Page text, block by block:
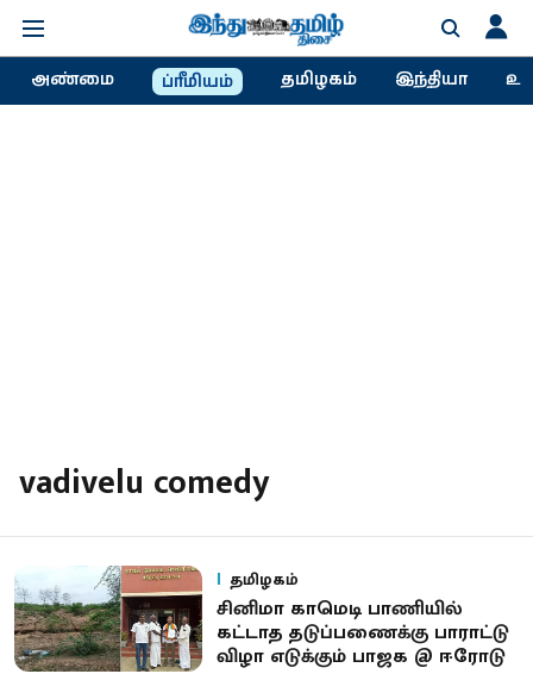
அண்மை ப்ரீமியம் தமிழகம் இந்தியா
vadivelu comedy
தமிழகம்
சினிமா காமெடி பாணியில்
கட்டாத தடுப்பணைக்கு பாராட்டு
விழா எடுக்கும் பாஜக @ ஈரோடு